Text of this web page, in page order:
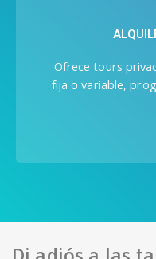
A
Deja que la
excursión en